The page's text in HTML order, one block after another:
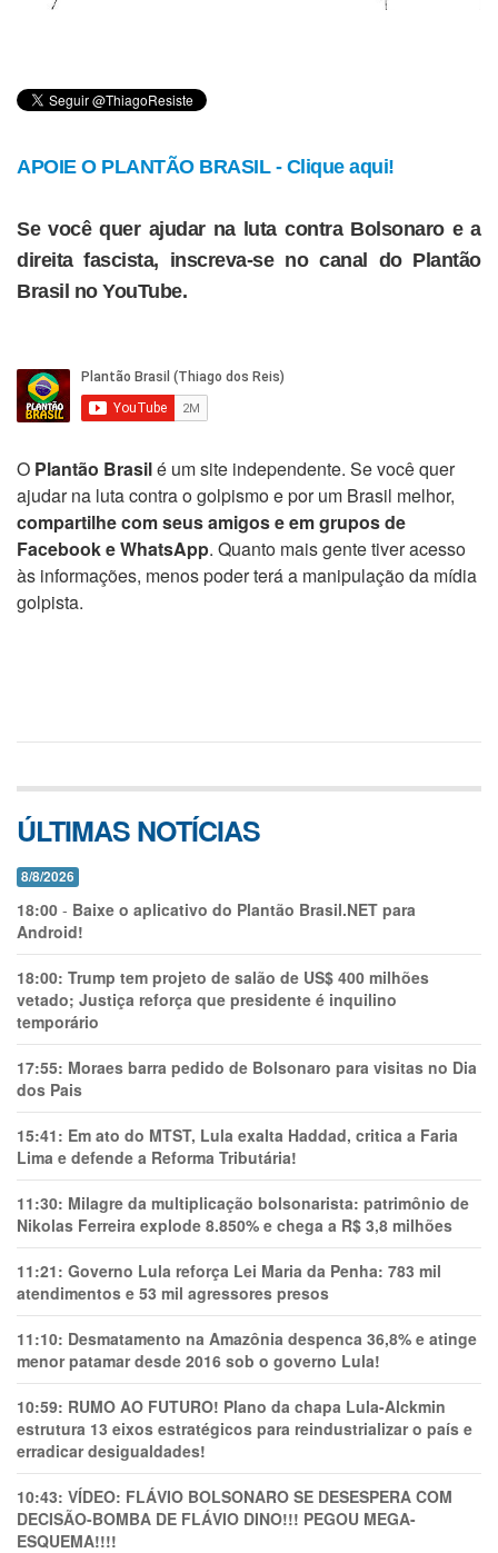
APOIE O PLANTÃO BRASIL - Clique aqui!
Se você quer ajudar na luta contra Bolsonaro e a
direita fascista, inscreva-se no canal do Plantão
Brasil no YouTube.
O Plantão Brasilé um site independente. Se você quer
ajudar na luta contra o golpismo e por um Brasil melhor,
compartilhe com seus amigos e em grupos de
Facebook e WhatsApp. Quanto mais gente tiver acesso
às informações, menos poder terá a manipulação da mídia
golpista.
ÚLTIMAS NOTÍCIAS
8/8/2026
18:00 - Baixe o aplicativo do Plantão Brasil.NET para
Android!
18:00: Trump tem projeto de salão de US$ 400 milhões
vetado; Justiça reforça que presidente é inquilino
temporário
17:55: Moraes barra pedido de Bolsonaro para visitas no Dia
dos Pais
15:41: Em ato do MTST, Lula exalta Haddad, critica a Faria
Lima e defende a Reforma Tributária!
11:30: Milagre da multiplicação bolsonarista: patrimônio de
Nikolas Ferreira explode 8.850% e chega a R$ 3,8 milhões
11:21: Governo Lula reforça Lei Maria da Penha: 783 mil
atendimentos e 53 mil agressores presos
11:10: Desmatamento na Amazônia despenca 36,8% e atinge
menor patamar desde 2016 sob o governo Lula!
10:59: RUMO AO FUTURO! Plano da chapa Lula-Alckmin
estrutura 13 eixos estratégicos para reindustrializar o país e
erradicar desigualdades!
10:43: VÍDEO: FLÁVIO BOLSONARO SE DESESPERA COM
DECISÃO-BOMBA DE FLÁVIO DINO!!! PEGOU MEGA-
ESQUEMA!!!!